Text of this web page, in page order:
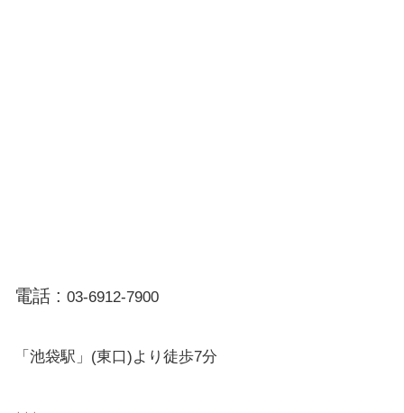
電話 : 03-6912-7900
「池袋駅」(東口)より徒歩7分